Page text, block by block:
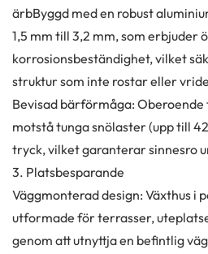
ärbByggd med en robust
1,5 mm till 3,2 mm, som erbjuder
korrosionsbeständighet, vilket
struktur som inte rostar eller
Bevisad bärförmåga: Oberoende
motstå tunga snölaster (upp till
tryck, vilket garanterar sinnesro
3. Platsbesparande
Väggmonterad design: Växthus i
utformade för terrasser,
genom att utnyttja en befintlig